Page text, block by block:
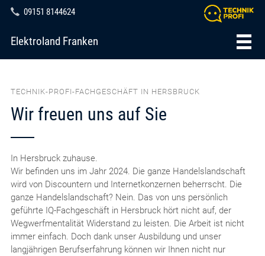
09151 8144624
Elektroland Franken
TECHNIK-PROFI-FACHGESCHÄFT IN HERSBRUCK
Wir freuen uns auf Sie
In Hersbruck zuhause.
Wir befinden uns im Jahr 2024. Die ganze Handelslandschaft
wird von Discountern und Internetkonzernen beherrscht. Die
ganze Handelslandschaft? Nein. Das von uns persönlich
geführte IQ-Fachgeschäft in Hersbruck hört nicht auf, der
Wegwerfmentalität Widerstand zu leisten. Die Arbeit ist nicht
immer einfach. Doch dank unser Ausbildung und unser
langjährigen Berufserfahrung können wir Ihnen nicht nur